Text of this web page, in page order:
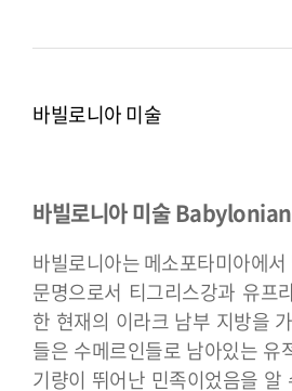
바빌로니아 미술
바빌로니아 미술
바빌로니아는 메소포타미아에
문명으로서 티그리스강과 유프
한 현재의 이라크 남부 지방을
들은 수메르인들로 남아있는 유
기량이 뛰어난 민족이었음을 알